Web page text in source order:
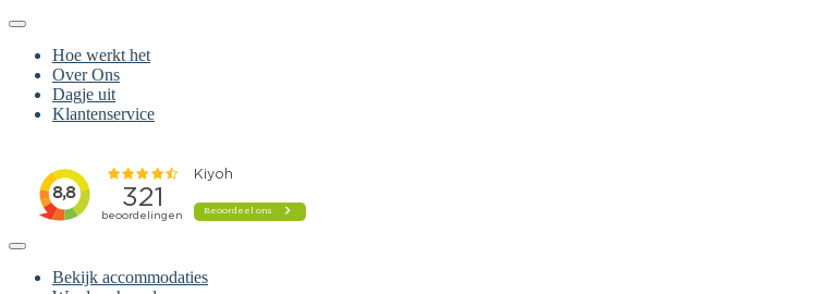
Hoe werkt het
Over Ons
Dagje uit
Klantenservice
Bekijk accommodaties